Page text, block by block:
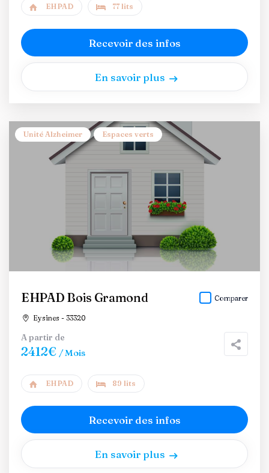
EHPAD 77 lits
Recevoir des infos
En savoir plus
Unité Alzheimer Espaces verts
EHPAD Bois Gramond
Eysines - 33320
Comparer
A partir de
2412€ / Mois
EHPAD 89 lits
Recevoir des infos
En savoir plus